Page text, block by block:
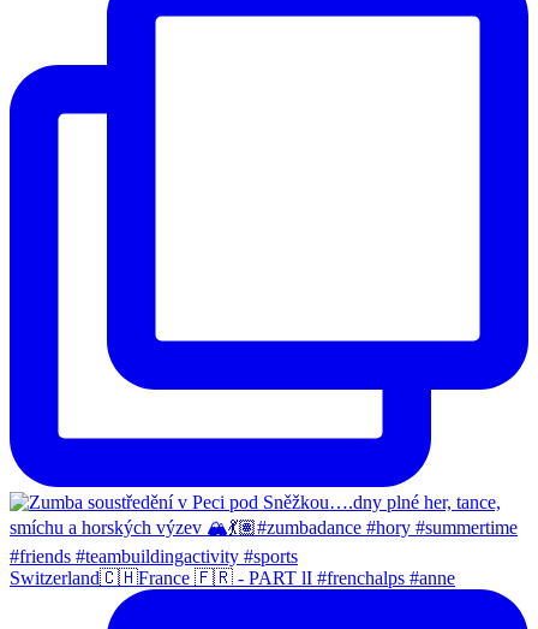
Switzerland🇨🇭France 🇫🇷 - PART lI #frenchalps #anne